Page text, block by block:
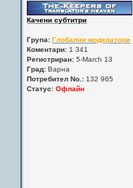
Качени субтитри
Група: Глобални модератори
Коментари: 1 341
Регистриран: 5-March 13
Град: Варна
Потребител No.: 132 965
Статус: Офлайн